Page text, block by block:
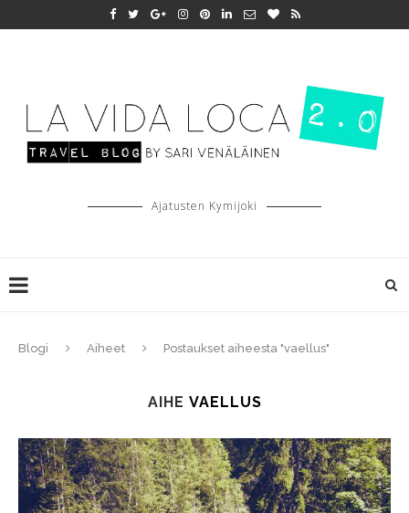
Ajatusten Kymijoki
Blogi Aiheet Postaukset aiheesta "vaellus"
AIHE VAELLUS